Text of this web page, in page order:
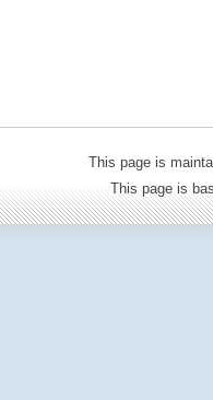
This page is
This page is